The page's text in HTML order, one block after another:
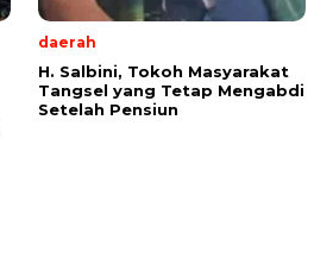
daerah
H. Salbini, Tokoh Masyarakat
Tangsel yang Tetap Mengabdi
Setelah Pensiun